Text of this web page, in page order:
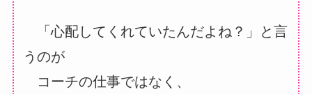
「心配してくれていたんだよね？」と言
うのが
コーチの仕事ではなく、